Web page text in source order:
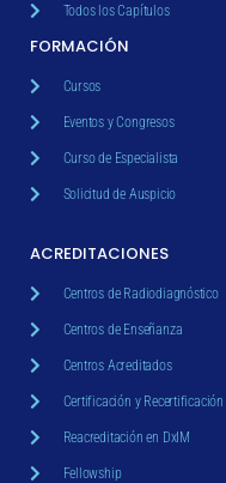
Todos los Capítulos
FORMACIÓN
Cursos
Eventos y Congresos
Curso de Especialista
Solicitud de Auspicio
ACREDITACIONES
Centros de Radiodiagnóstico
Centros de Enseñanza
Centros Acreditados
Certificación y Recertificación
Reacreditación en DxIM
Fellowship